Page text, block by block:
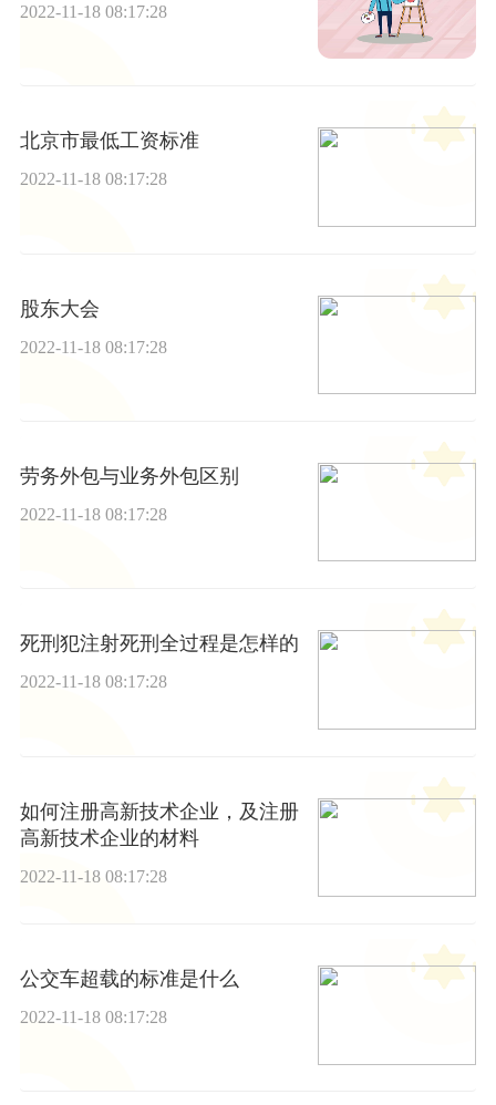
2022-11-18 08:17:28
北京市最低工资标准
2022-11-18 08:17:28
股东大会
2022-11-18 08:17:28
劳务外包与业务外包区别
2022-11-18 08:17:28
死刑犯注射死刑全过程是怎样的
2022-11-18 08:17:28
如何注册高新技术企业，及注册
高新技术企业的材料
2022-11-18 08:17:28
公交车超载的标准是什么
2022-11-18 08:17:28